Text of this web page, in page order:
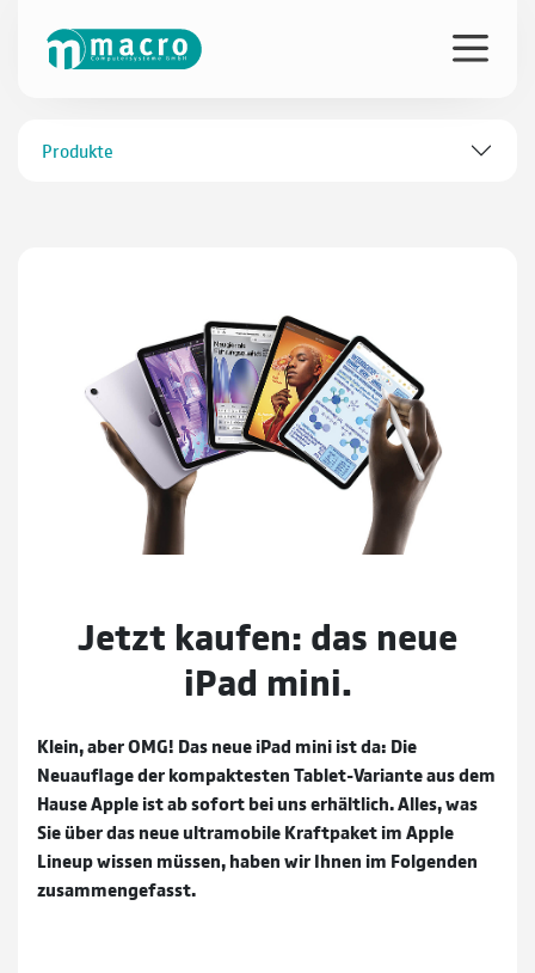
Produkte
Jetzt kaufen: das neue
iPad mini.
Klein, aber OMG! Das neue iPad mini ist da: Die
Neuauflage der kompaktesten Tablet-Variante aus dem
Hause Apple ist ab sofort bei uns erhältlich. Alles, was
Sie über das neue ultramobile Kraftpaket im Apple
Lineup wissen müssen, haben wir Ihnen im Folgenden
zusammengefasst.